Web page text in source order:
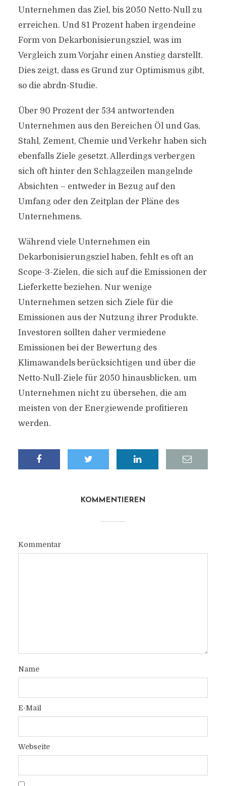
Unternehmen das Ziel, bis 2050 Netto-Null zu
erreichen. Und 81 Prozent haben irgendeine
Form von Dekarbonisierungsziel, was im
Vergleich zum Vorjahr einen Anstieg darstellt.
Dies zeigt, dass es Grund zur Optimismus gibt,
so die abrdn-Studie.
Über 90 Prozent der 534 antwortenden
Unternehmen aus den Bereichen Öl und Gas,
Stahl, Zement, Chemie und Verkehr haben sich
ebenfalls Ziele gesetzt. Allerdings verbergen
sich oft hinter den Schlagzeilen mangelnde
Absichten – entweder in Bezug auf den
Umfang oder den Zeitplan der Pläne des
Unternehmens.
Während viele Unternehmen ein
Dekarbonisierungsziel haben, fehlt es oft an
Scope-3-Zielen, die sich auf die Emissionen der
Lieferkette beziehen. Nur wenige
Unternehmen setzen sich Ziele für die
Emissionen aus der Nutzung ihrer Produkte.
Investoren sollten daher vermiedene
Emissionen bei der Bewertung des
Klimawandels berücksichtigen und über die
Netto-Null-Ziele für 2050 hinausblicken, um
Unternehmen nicht zu übersehen, die am
meisten von der Energiewende profitieren
werden.
KOMMENTIEREN
Kommentar
Name
E-Mail
Webseite